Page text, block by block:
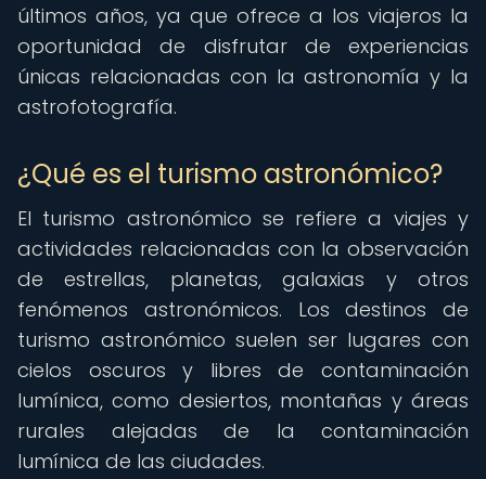
últimos años, ya que ofrece a los viajeros la
oportunidad de disfrutar de experiencias
únicas relacionadas con la astronomía y la
astrofotografía.
¿Qué es el turismo astronómico?
El turismo astronómico se refiere a viajes y
actividades relacionadas con la observación
de estrellas, planetas, galaxias y otros
fenómenos astronómicos. Los destinos de
turismo astronómico suelen ser lugares con
cielos oscuros y libres de contaminación
lumínica, como desiertos, montañas y áreas
rurales alejadas de la contaminación
lumínica de las ciudades.